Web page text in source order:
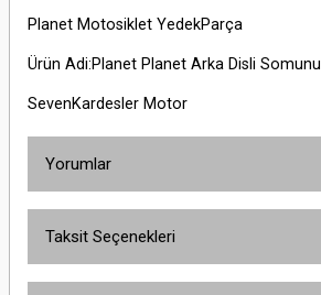
Planet Motosiklet YedekParça
Ürün Adi:Planet Planet Arka Disli Somunu
SevenKardesler Motor
Yorumlar
Taksit Seçenekleri